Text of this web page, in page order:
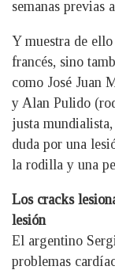
semanas previas
Y muestra de
francés, sino
como José Juan
y Alan Pulido
justa
duda por una
la rodilla y una
Los cracks
lesión
El argentino
problemas